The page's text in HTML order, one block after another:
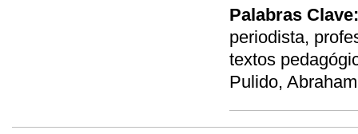
Palabras Clave:
periodista,
textos
Pulido,